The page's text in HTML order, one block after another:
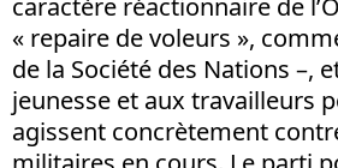
caractère réactionnaire de
« repaire de voleurs »,
de la Société des Nations –,
jeunesse et aux travailleurs
agissent concrètement